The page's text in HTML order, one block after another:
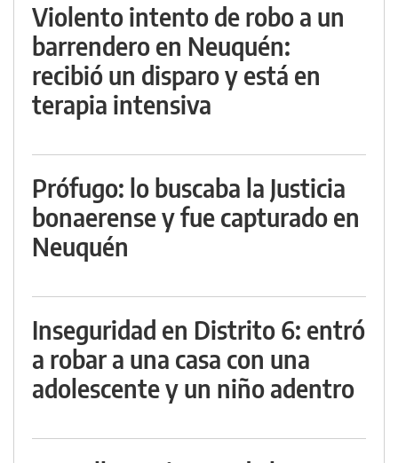
Violento intento de robo a un
barrendero en Neuquén:
recibió un disparo y está en
terapia intensiva
Prófugo: lo buscaba la Justicia
bonaerense y fue capturado en
Neuquén
Inseguridad en Distrito 6: entró
a robar a una casa con una
adolescente y un niño adentro